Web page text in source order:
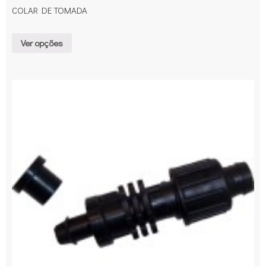
COLAR DE TOMADA
Ver opções